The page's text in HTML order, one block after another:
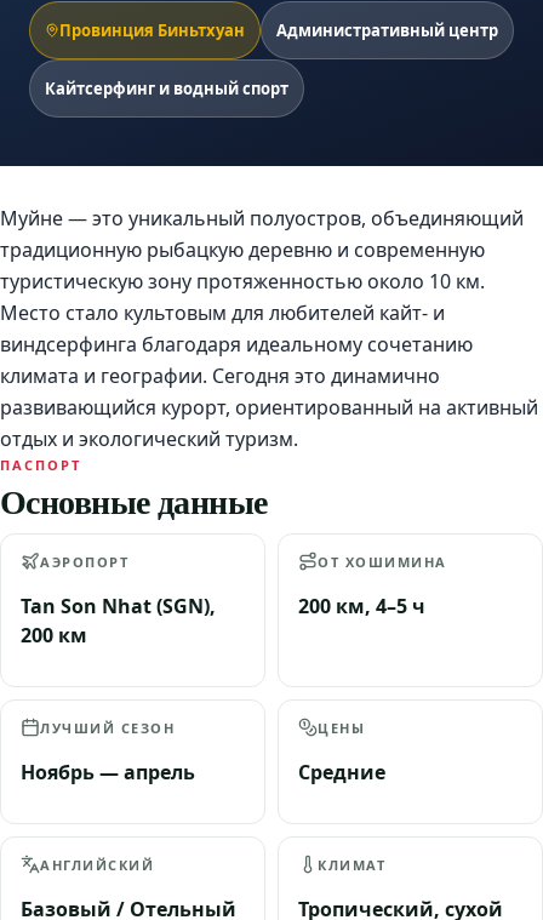
Провинция Биньтхуан Административный центр
Кайтсерфинг и водный спорт
Муйне — это уникальный полуостров, объединяющий
традиционную рыбацкую деревню и современную
туристическую зону протяженностью около 10 км.
Место стало культовым для любителей кайт- и
виндсерфинга благодаря идеальному сочетанию
климата и географии. Сегодня это динамично
развивающийся курорт, ориентированный на активный
отдых и экологический туризм.
ПАСПОРТ
Основные данные
АЭРОПОРТ
Tan Son Nhat (SGN),
200 км
ОТ ХОШИМИНА
200 км, 4–5 ч
ЛУЧШИЙ СЕЗОН
Ноябрь — апрель
ЦЕНЫ
Средние
АНГЛИЙСКИЙ
Базовый / Отельный
КЛИМАТ
Тропический, сухой